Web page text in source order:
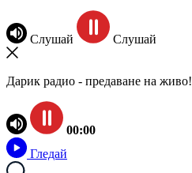
Слушай Слушай
Дарик радио - предаване на живо!
00:00
Гледай